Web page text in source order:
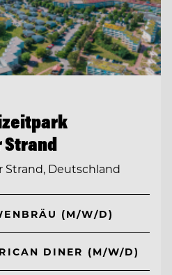
Strand
Strand, Deutschland
(M/W/D)
DINER (M/W/D)